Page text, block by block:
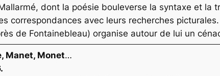
dont la poésie bouleverse la syntaxe et la
correspondances avec leurs recherches
de Fontainebleau) organise autour de lui un
Manet, Monet…